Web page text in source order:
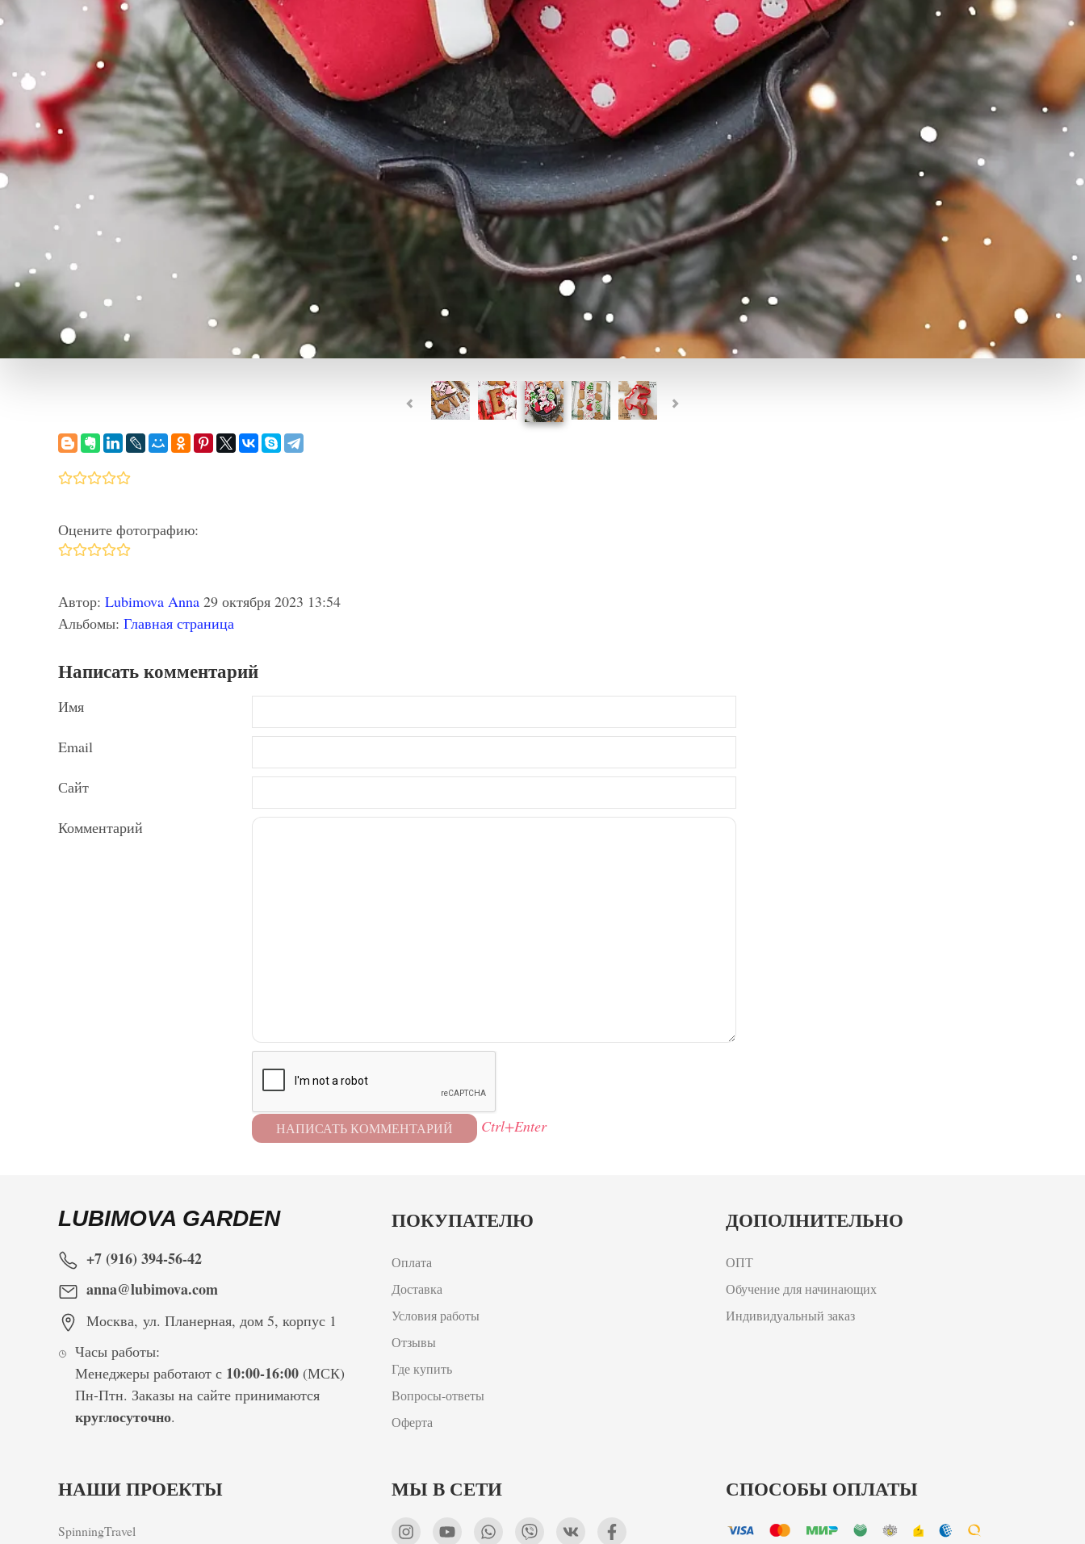
Оцените фотографию:
Автор: Lubimova Anna 29 октября 2023 13:54
Альбомы: Главная страница
Написать комментарий
Имя
Email
Сайт
Комментарий
Ctrl+Enter
LUBIMOVA GARDEN
+7 (916) 394-56-42
anna@lubimova.com
Москва, ул. Планерная, дом 5, корпус 1
Часы работы:
Менеджеры работают с 10:00-16:00 (МСК)
Пн-Птн. Заказы на сайте принимаются
круглосуточно.
ПОКУПАТЕЛЮ
Оплата
Доставка
Условия работы
Отзывы
Где купить
Вопросы-ответы
Оферта
ДОПОЛНИТЕЛЬНО
ОПТ
Обучение для начинающих
Индивидуальный заказ
НАШИ ПРОЕКТЫ
SpinningTravel
МЫ В СЕТИ СПОСОБЫ ОПЛАТЫ